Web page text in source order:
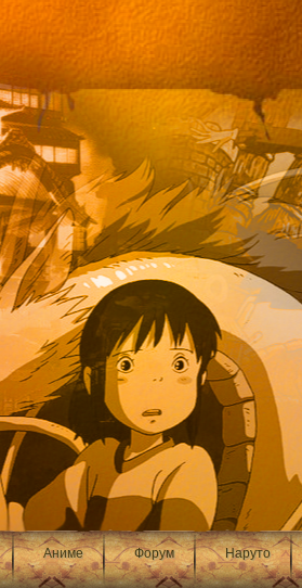
Аниме Форум Наруто